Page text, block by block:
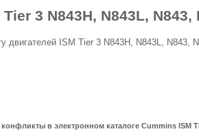
3 N843H, N843L, N843,
двигателей ISM Tier 3 N843H, N843L, N843,
в электронном каталоге Cummins ISM